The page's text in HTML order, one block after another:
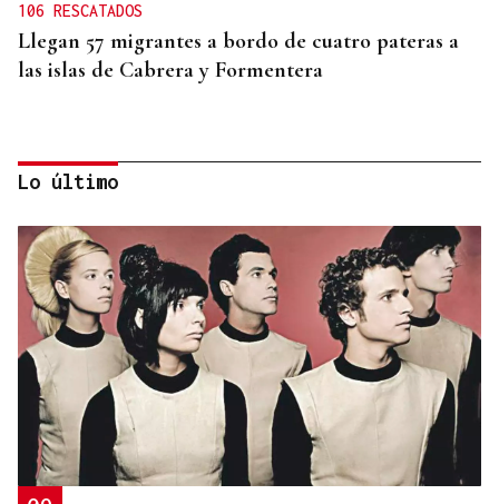
106 RESCATADOS
Llegan 57 migrantes a bordo de cuatro pateras a
las islas de Cabrera y Formentera
FALTA DE MEDIOS
Vivas pide expulsar de inmediato a migrantes que
siguen en Ceuta y "blindar" la frontera con más
medios europeos
Lo último